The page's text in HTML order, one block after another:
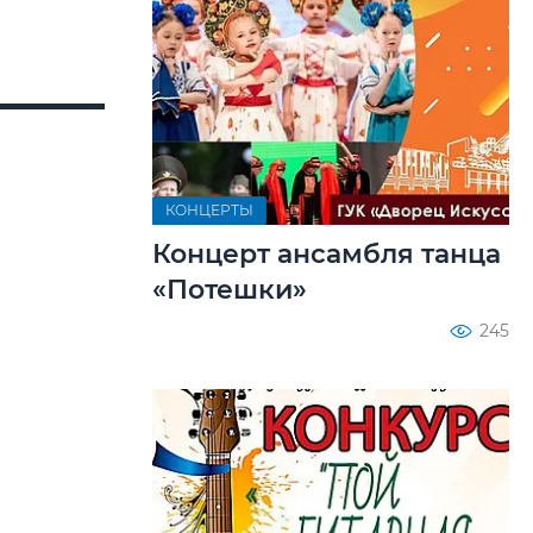
КОНЦЕРТЫ
Концерт ансамбля танца
«Потешки»
245